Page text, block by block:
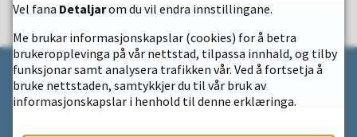
JA NEI
Kontakt
Vel fana Detaljarom du vil endra innstillingane.
Me brukar informasjonskapslar (cookies) for å betra
brukeropplevinga på vår nettstad, tilpassa innhald, og tilby
funksjonar samt analysera trafikken vår. Ved å fortsetja å
bruke nettstaden, samtykkjer du til vår bruk av
informasjonskapslar i henhold til denne erklæringa.